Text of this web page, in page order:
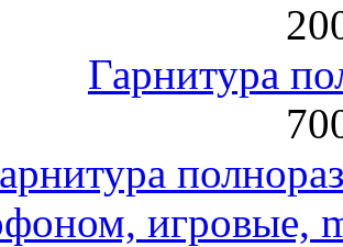
Гарнитура
игровые,